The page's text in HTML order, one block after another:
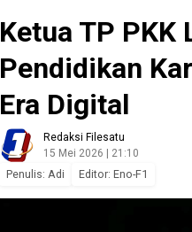
Ketua TP PKK
Pendidikan
Era Digital
Redaksi Filesatu
15 Mei 2026 | 21:10
Penulis: Adi Editor: Eno-F1